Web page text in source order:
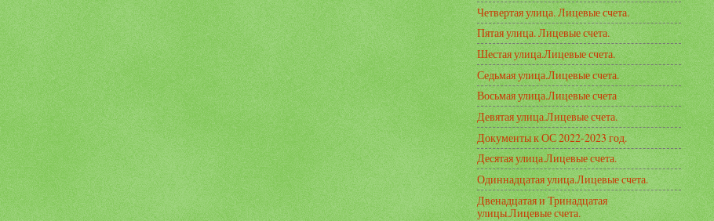
Четвертая улица. Лицевые счета.
Пятая улица. Лицевые счета.
Шестая улица.Лицевые счета.
Седьмая улица.Лицевые счета.
Восьмая улица.Лицевые счета
Девятая улица.Лицевые счета.
Документы к ОС 2022-2023 год.
Десятая улица.Лицевые счета.
Одиннадцатая улица.Лицевые счета.
Двенадцатая и Тринадцатая
улицы.Лицевые счета.